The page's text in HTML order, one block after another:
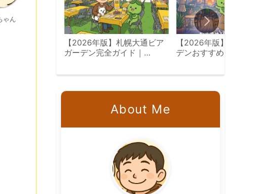
ゃん
【2026年版】札幌大通ビア
ガーデン完全ガイド｜
【2026年版】東京ビアガ
デンおすすめ15選｜屋上
イド
About Me